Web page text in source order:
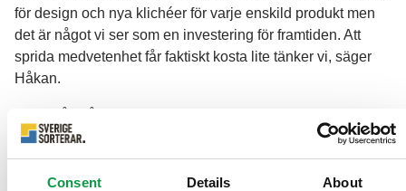
Consent Details About
för design och nya klichéer för varje enskild produkt men
det är något vi ser som en investering för framtiden. Att
sprida medvetenhet får faktiskt kosta lite tänker vi, säger
Håkan.